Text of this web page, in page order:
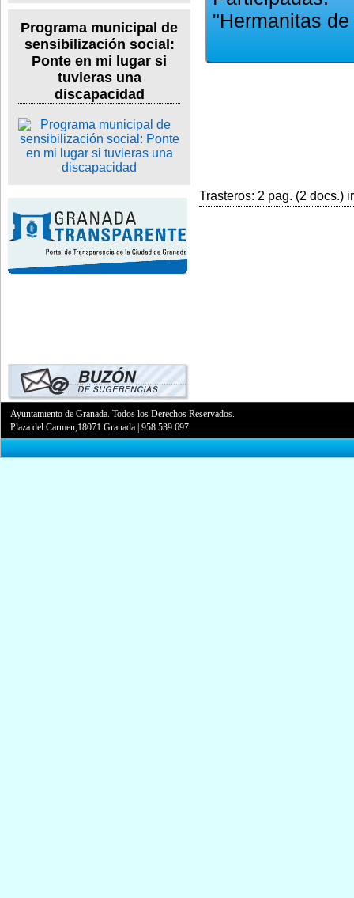
Programa municipal de
sensibilización social:
Ponte en mi lugar si
tuvieras una
discapacidad
"Hermanitas
Trasteros: 2 pag. (2 docs.)
Ayuntamiento de Granada. Todos los Derechos Reservados.
Plaza del Carmen,18071 Granada |958 539 697